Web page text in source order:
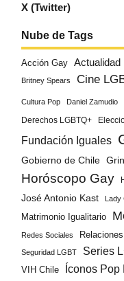
X (Twitter)
Nube de Tags
Acción Gay Actualidad
Britney Spears Cine
Cultura Pop Daniel Zamudio
Derechos LGBTQ+
Fundación Iguales
Gobierno de Chile
Horóscopo Gay
José Antonio Kast Lady
Matrimonio Igualitario
Redes Sociales Relaciones
Seguridad LGBT Series
VIH Chile
Íconos Pop